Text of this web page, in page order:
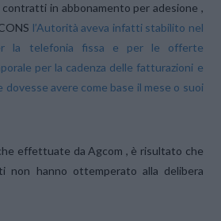
in abbonamento per adesione ,
l’Autorità aveva infatti stabilito nel
la telefonia fissa e per le offerte
per la cadenza delle fatturazioni e
avere come base il mese o suoi
effettuate da Agcom , è risultato che
non hanno ottemperato alla delibera